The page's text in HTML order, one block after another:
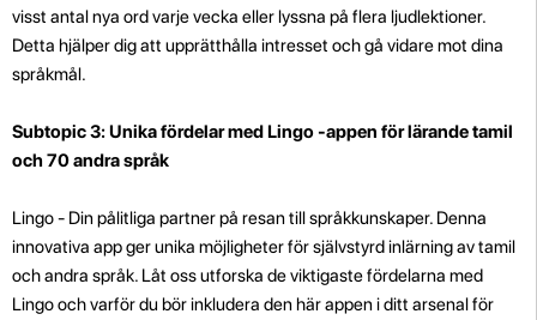
visst antal nya ord varje vecka eller lyssna på flera ljudlektioner.
Detta hjälper dig att upprätthålla intresset och gå vidare mot dina
språkmål.
Subtopic 3: Unika fördelar med Lingo -appen för lärande tamil
och 70 andra språk
Lingo - Din pålitliga partner på resan till språkkunskaper. Denna
innovativa app ger unika möjligheter för självstyrd inlärning av tamil
och andra språk. Låt oss utforska de viktigaste fördelarna med
Lingo och varför du bör inkludera den här appen i ditt arsenal för